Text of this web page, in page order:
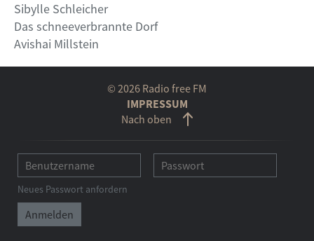
Sibylle Schleicher
Das schneeverbrannte Dorf
Avishai Millstein
© 2026 Radio free FM
IMPRESSUM
Nach oben
Neues Passwort anfordern